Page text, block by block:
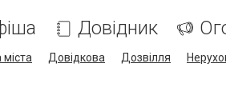
Довідник
міста Довідкова Дозвілля